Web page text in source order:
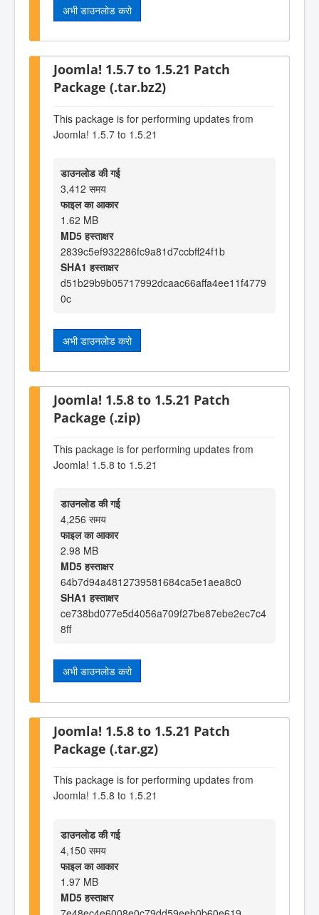
अभी डाउनलोड करो
Joomla! 1.5.7 to 1.5.21 Patch
Package (.tar.bz2)
This package is for performing updates from
Joomla! 1.5.7 to 1.5.21
डाउनलोड की गई
3,412 समय
फाइल का आकार
1.62 MB
MD5 हस्ताक्षर
2839c5ef932286fc9a81d7ccbff24f1b
SHA1 हस्ताक्षर
d51b29b9b05717992dcaac66affa4ee11f4779
0c
अभी डाउनलोड करो
Joomla! 1.5.8 to 1.5.21 Patch
Package (.zip)
This package is for performing updates from
Joomla! 1.5.8 to 1.5.21
डाउनलोड की गई
4,256 समय
फाइल का आकार
2.98 MB
MD5 हस्ताक्षर
64b7d94a4812739581684ca5e1aea8c0
SHA1 हस्ताक्षर
ce738bd077e5d4056a709f27be87ebe2ec7c4
8ff
अभी डाउनलोड करो
Joomla! 1.5.8 to 1.5.21 Patch
Package (.tar.gz)
This package is for performing updates from
Joomla! 1.5.8 to 1.5.21
डाउनलोड की गई
4,150 समय
फाइल का आकार
1.97 MB
MD5 हस्ताक्षर